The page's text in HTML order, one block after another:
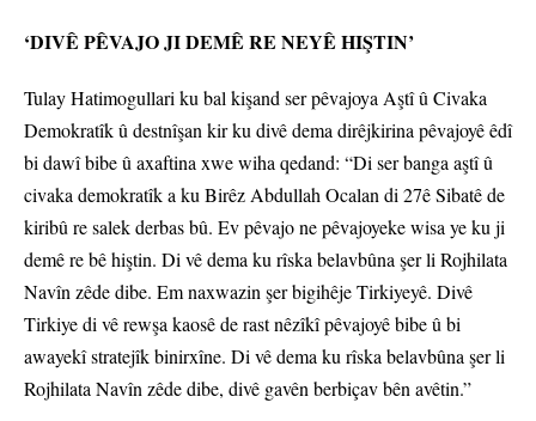
‘DIVÊ PÊVAJO JI DEMÊ RE NEYÊ HIŞTIN’
Tulay Hatimogullari ku bal kişand ser pêvajoya Aştî û Civaka
Demokratîk û destnîşan kir ku divê dema dirêjkirina pêvajoyê êdî
bi dawî bibe û axaftina xwe wiha qedand: “Di ser banga aştî û
civaka demokratîk a ku Birêz Abdullah Ocalan di 27ê Sibatê de
kiribû re salek derbas bû. Ev pêvajo ne pêvajoyeke wisa ye ku ji
demê re bê hiştin. Di vê dema ku rîska belavbûna şer li Rojhilata
Navîn zêde dibe. Em naxwazin şer bigihêje Tirkiyeyê. Divê
Tirkiye di vê rewşa kaosê de rast nêzîkî pêvajoyê bibe û bi
awayekî stratejîk binirxîne. Di vê dema ku rîska belavbûna şer li
Rojhilata Navîn zêde dibe, divê gavên berbiçav bên avêtin.”